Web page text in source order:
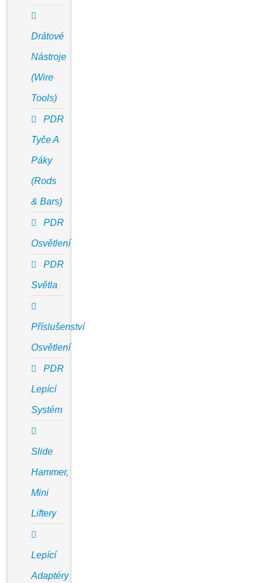
Drátové
Nástroje
(Wire
Tools)
PDR
Tyče A
Páky
(Rods
& Bars)
PDR
Osvětlení
PDR
Světla
Příslušenství
Osvětlení
PDR
Lepící
Systém
Slide
Hammer,
Mini
Liftery
Lepící
Adaptéry